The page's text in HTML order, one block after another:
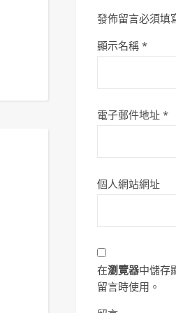
發佈留言必須填
顯示名稱 *
電子郵件地址 *
個人網站網址
在瀏覽器中儲存
留言時使用。